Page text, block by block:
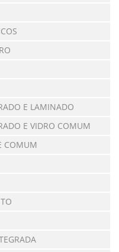
E LAMINADO
E VIDRO COMUM
COMUM